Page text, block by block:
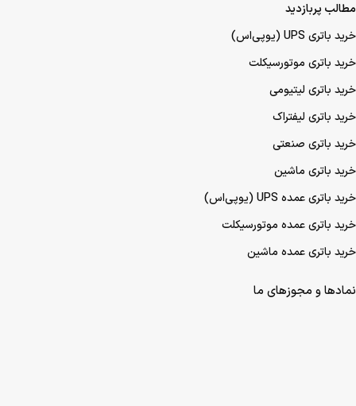
مطالب پربازدید
خرید باتری UPS (یو‌پی‌اس)
خرید باتری موتورسیکلت
خرید باتری لیتیومی
خرید باتری لیفتراک
خرید باتری صنعتی
خرید باتری ماشین
خرید باتری عمده UPS (یو‌پی‌اس)
خرید باتری عمده موتورسیکلت
خرید باتری عمده ماشین
نمادها و مجوزهای ما